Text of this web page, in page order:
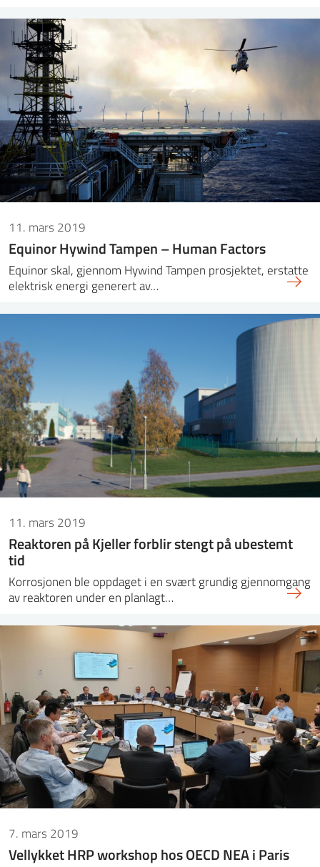
11. mars 2019
Equinor Hywind Tampen – Human Factors
Equinor skal, gjennom Hywind Tampen prosjektet, erstatte
elektrisk energi generert av…
11. mars 2019
Reaktoren på Kjeller forblir stengt på ubestemt
tid
Korrosjonen ble oppdaget i en svært grundig gjennomgang
av reaktoren under en planlagt…
7. mars 2019
Vellykket HRP workshop hos OECD NEA i Paris